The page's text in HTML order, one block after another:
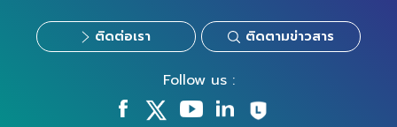
ติดต่อเรา ติดตามข่าวสาร
Follow us :